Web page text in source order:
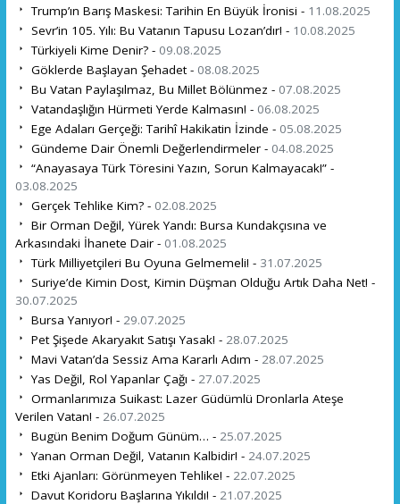
Trump’ın Barış Maskesi: Tarihin En Büyük İronisi - 11.08.2025
Sevr’in 105. Yılı: Bu Vatanın Tapusu Lozan’dır! - 10.08.2025
Türkiyeli Kime Denir? - 09.08.2025
Göklerde Başlayan Şehadet - 08.08.2025
Bu Vatan Paylaşılmaz, Bu Millet Bölünmez - 07.08.2025
Vatandaşlığın Hürmeti Yerde Kalmasın! - 06.08.2025
Ege Adaları Gerçeği: Tarihî Hakikatin İzinde - 05.08.2025
Gündeme Dair Önemli Değerlendirmeler - 04.08.2025
“Anayasaya Türk Töresini Yazın, Sorun Kalmayacak!” -
03.08.2025
Gerçek Tehlike Kim? - 02.08.2025
Bir Orman Değil, Yürek Yandı: Bursa Kundakçısına ve
Arkasındaki İhanete Dair - 01.08.2025
Türk Milliyetçileri Bu Oyuna Gelmemeli! - 31.07.2025
Suriye’de Kimin Dost, Kimin Düşman Olduğu Artık Daha Net! -
30.07.2025
Bursa Yanıyor! - 29.07.2025
Pet Şişede Akaryakıt Satışı Yasak! - 28.07.2025
Mavi Vatan’da Sessiz Ama Kararlı Adım - 28.07.2025
Yas Değil, Rol Yapanlar Çağı - 27.07.2025
Ormanlarımıza Suikast: Lazer Güdümlü Dronlarla Ateşe
Verilen Vatan! - 26.07.2025
Bugün Benim Doğum Günüm… - 25.07.2025
Yanan Orman Değil, Vatanın Kalbidir! - 24.07.2025
Etki Ajanları: Görünmeyen Tehlike! - 22.07.2025
Davut Koridoru Başlarına Yıkıldı! - 21.07.2025